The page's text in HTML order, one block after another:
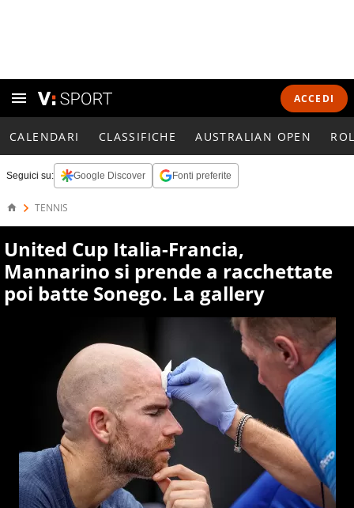
ACCEDI
CALENDARI CLASSIFICHE AUSTRALIAN OPEN
Seguici su: Google Discover Fonti preferite
TENNIS
United Cup Italia-Francia,
Mannarino si prende a racchettate
poi batte Sonego. La gallery